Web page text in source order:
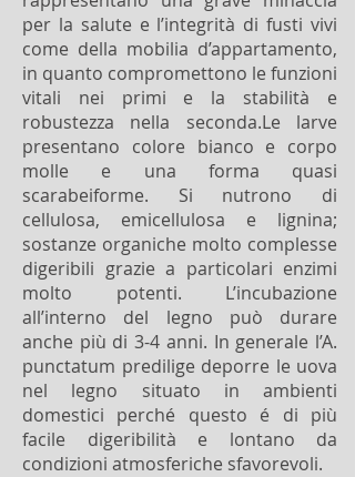
per la salute e l’integrità di fusti vivi
come della mobilia d’appartamento,
in quanto compromettono le funzioni
vitali nei primi e la stabilità e
robustezza nella seconda.Le larve
presentano colore bianco e corpo
molle e una forma quasi
scarabeiforme. Si nutrono di
cellulosa, emicellulosa e lignina;
sostanze organiche molto complesse
digeribili grazie a particolari enzimi
molto potenti. L’incubazione
all’interno del legno può durare
anche più di 3-4 anni. In generale l’A.
punctatum predilige deporre le uova
nel legno situato in ambienti
domestici perché questo é di più
facile digeribilità e lontano da
condizioni atmosferiche sfavorevoli.